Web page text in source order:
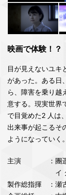
映画で体験！
⽬が⾒えないユキ
があった。ある⽇
ら、障害を乗り越
意する。現実世界
で⽬覚めた2 ⼈は
出来事が起こるそ
ようになっていく。
主演
：
イ
製作総指揮
：瀬